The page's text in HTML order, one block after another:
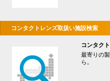
コンタクトレンズ取扱い施設検索
コンタク
最寄りの
ら。